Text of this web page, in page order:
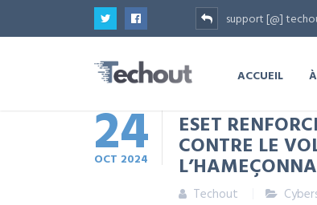
support [@]
ACCUEIL
24
OCT 2024
ESET
CONTRE LE
Techout